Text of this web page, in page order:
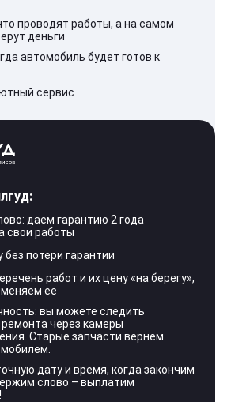
проводят работы, а на самом
деньги
автомобиль будет готов к
сервис
даем гарантию 2 года
свои работы
потери гарантии
работ и их цену «на берегу»,
меняем ее
вы можете следить
через камеры
Старые запчасти вернем
дату и время, когда закончим
слово – выплатим